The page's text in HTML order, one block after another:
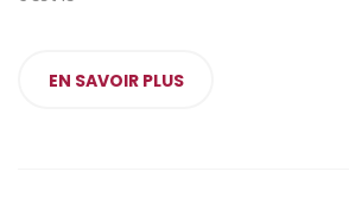
EN SAVOIR PLUS